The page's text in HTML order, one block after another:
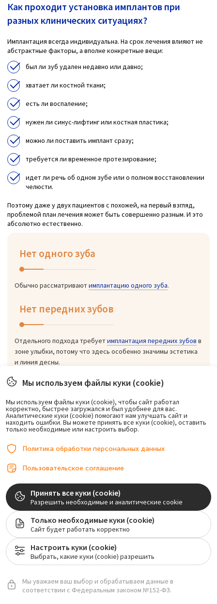
Как проходит установка имплантов при
разных клинических ситуациях?
Имплантация всегда индивидуальна. На срок лечения влияют не
абстрактные факторы, а вполне конкретные вещи:
был ли зуб удален недавно или давно;
хватает ли костной ткани;
есть ли воспаление;
нужен ли синус-лифтинг или костная пластика;
можно ли поставить имплант сразу;
требуется ли временное протезирование;
идет ли речь об одном зубе или о полном восстановлении
челюсти.
Поэтому даже у двух пациентов с похожей, на первый взгляд,
проблемой план лечения может быть совершенно разным. И это
абсолютно естественно.
Нет одного зуба
Обычно рассматриваютимплантацию одного зуба.
Нет передних зубов
Отдельного подхода требуетимплантация передних зубов в
зоне улыбки, потому что здесь особенно значимы эстетика
и линия десны.
Нет несколько зубов подряд
Врач может рассмотреть варианты с несколькими
имплантами или мостовидной конструкцией.
Нет всех зубов
Тогда логично обсуждатьимплантацию при полном
отсутствии зубов, а в некоторых случаях –
имплантацию.
То есть имплантация – это не одна универсальная процедура для
всех, а набор решений под конкретную ситуацию пациента.
Как ставят импланты зубов пошагово: что
важно запомнить пациенту?
Мы используем файлы куки (cookie)
Мы используем файлы куки (cookie), чтобы сайт работал
корректно, быстрее загружался и был удобнее для вас.
Аналитические куки (cookie) помогают нам улучшать сайт и
находить ошибки. Вы можете принять все куки (cookie), оставить
только необходимые или настроить выбор.
Политика обработки персональных данных
Пользовательское соглашение
Принять все куки (cookie)
Разрешить необходимые и аналитические cookie
Только необходимые куки (cookie)
Сайт будет работать корректно
Настроить куки (cookie)
Выбрать, какие куки (cookie) разрешить
Мы уважаем ваш выбор и обрабатываем данные в
соответствии с Федеральным законом №152-ФЗ.